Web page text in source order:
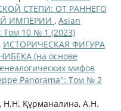
СТЕПИ: ОТ РАННЕГО
ИМПЕРИИ , Asian
Том 10 № 1 (2023)
ИСТОРИЧЕСКАЯ ФИГУРА
(на основе
мифов
Panorama": Том № 2
Н.Н. Құрманалина, А.Н.